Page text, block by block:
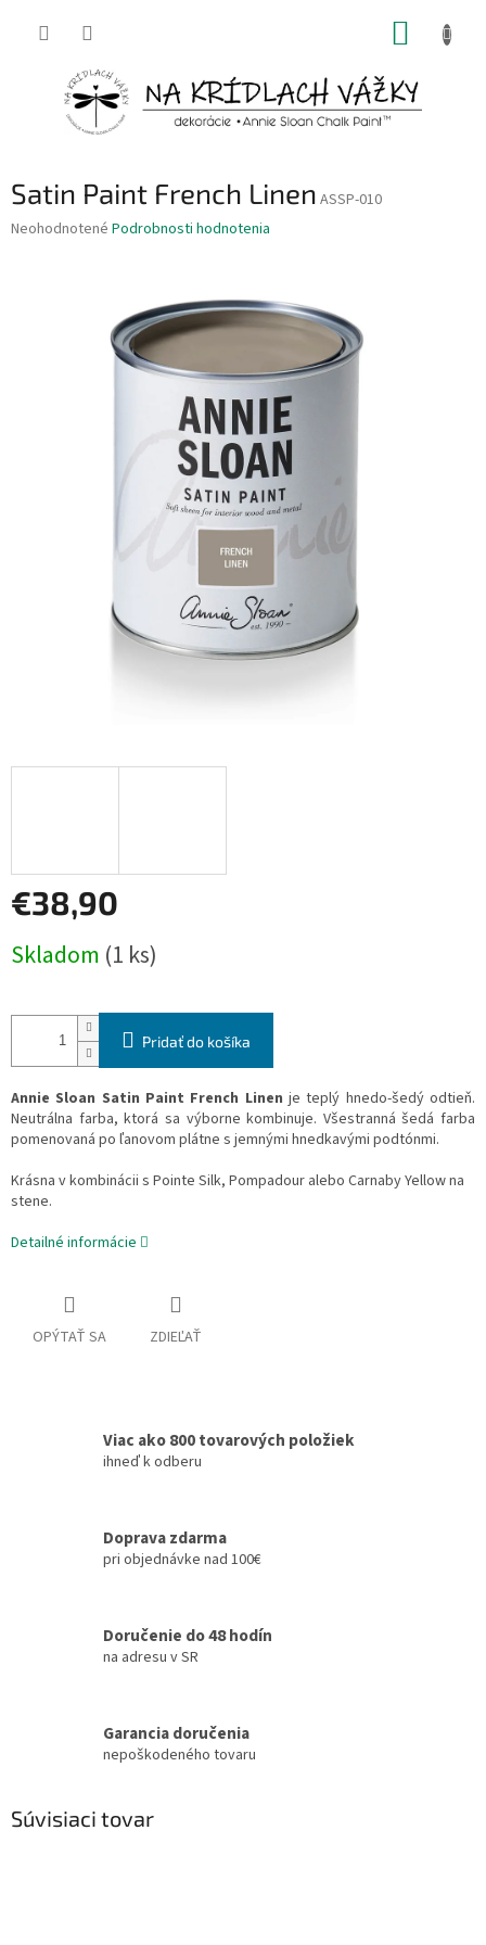
Satin Paint French Linen ASSP-010
Priemerné
Neohodnotené Podrobnosti hodnotenia
€38,90
cena:
Skladom (1 ks)
Pridať do košíka
Annie Sloan Satin Paint French Linen je teplý hnedo-šedý odtieň.
Neutrálna farba, ktorá sa výborne kombinuje. Všestranná šedá farba
pomenovaná po ľanovom plátne s jemnými hnedkavými podtónmi.
Krásna v kombinácii s Pointe Silk, Pompadour alebo Carnaby Yellow na
stene.
Detailné informácie
OPÝTAŤ SA ZDIEĽAŤ
Viac ako 800 tovarových položiek
ihneď k odberu
Doprava zdarma
pri objednávke nad 100€
Doručenie do 48 hodín
na adresu v SR
Garancia doručenia
nepoškodeného tovaru
Súvisiaci tovar